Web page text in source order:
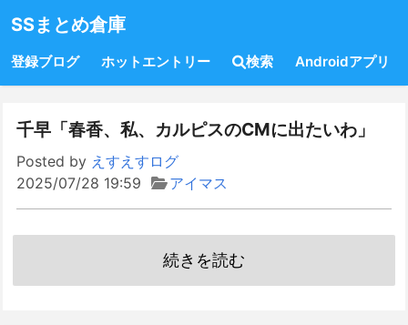
SSまとめ倉庫
登録ブログ ホットエントリー 検索 Androidアプリ
千早「春香、私、カルピスのCMに出たいわ」
Posted by えすえすログ
2025/07/28 19:59
アイマス
続きを読む